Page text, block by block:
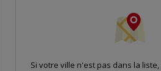
Si votre ville n'est pas dans la liste,